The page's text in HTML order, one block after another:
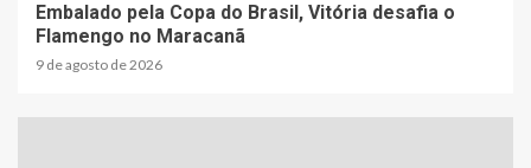
Embalado pela Copa do Brasil, Vitória desafia o
Flamengo no Maracanã
9 de agosto de 2026